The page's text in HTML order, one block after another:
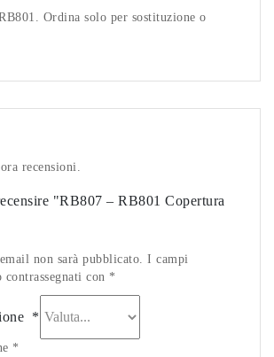
Ordina solo per sostituzione o
recensioni.
"RB807 – RB801 Copertura
non sarà pubblicato. I campi
con *
*
*